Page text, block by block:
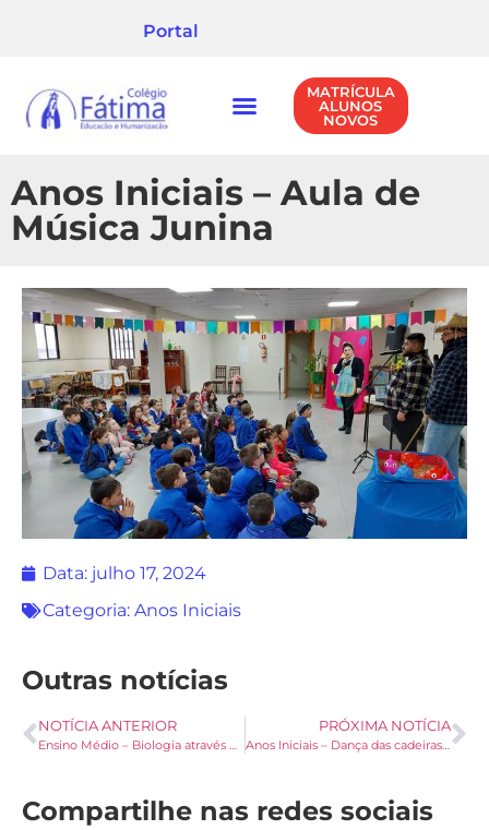
Portal
MATRÍCULA
ALUNOS
NOVOS
Anos Iniciais – Aula de
Música Junina
Data: julho 17, 2024
Categoria: Anos Iniciais
Outras notícias
NOTÍCIA ANTERIOR
Ensino Médio – Biologia através de jogos
PRÓXIMA NOTÍCIA
Anos Iniciais – Dança das cadeiras da decomposição
Compartilhe nas redes sociais